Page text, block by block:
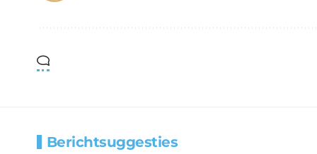
Berichtsuggesties